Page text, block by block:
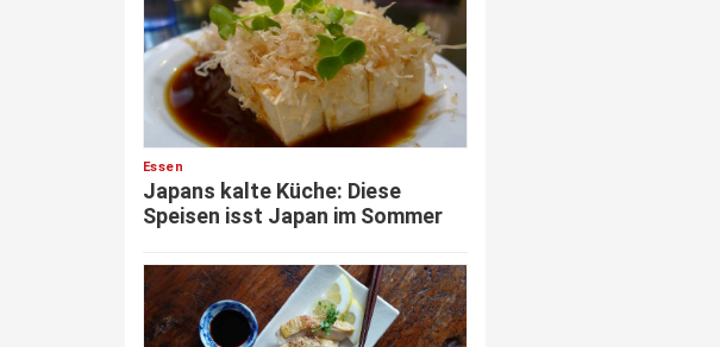
Essen
Japans kalte Küche: Diese
Speisen isst Japan im Sommer